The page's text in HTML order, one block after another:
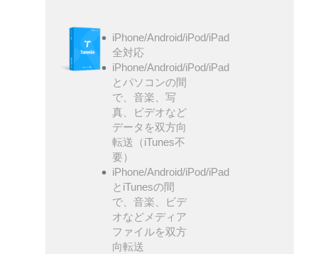
iPhone/Android/iPod/iPad
全対応
iPhone/Android/iPod/iPad
とパソコンの間
で、音楽、写
真、ビデオなど
データを双方向
転送（iTunes不
要）
iPhone/Android/iPod/iPad
とiTunesの間
で、音楽、ビデ
オなどメディア
ファイルを双方
向転送